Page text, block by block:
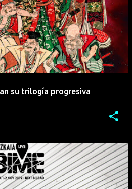
su trilogía progresiva